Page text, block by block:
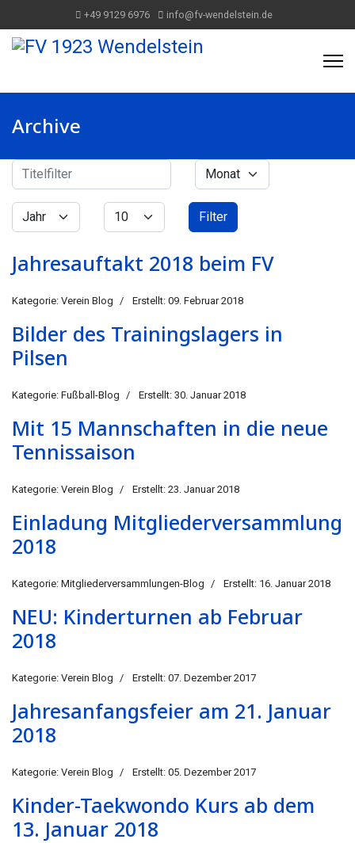
+49 9129 6976 info@fv-wendelstein.de
Archive
Filter
Titelfilter Monat
Jahr Anzeige # Filter
Jahresauftakt 2018 beim FV
Kategorie: Verein Blog Erstellt: 09. Februar 2018
Bilder des Trainingslagers in
Pilsen
Kategorie: Fußball-Blog Erstellt: 30. Januar 2018
Mit 15 Mannschaften in die neue
Tennissaison
Kategorie: Verein Blog Erstellt: 23. Januar 2018
Einladung Mitgliederversammlung
2018
Kategorie: Mitgliederversammlungen-Blog Erstellt: 16. Januar 2018
NEU: Kinderturnen ab Februar
2018
Kategorie: Verein Blog Erstellt: 07. Dezember 2017
Jahresanfangsfeier am 21. Januar
2018
Kategorie: Verein Blog Erstellt: 05. Dezember 2017
Kinder-Taekwondo Kurs ab dem
13. Januar 2018